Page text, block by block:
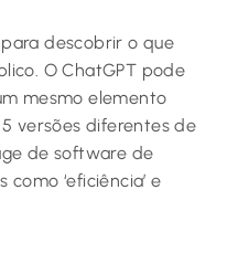
descobrir o que
O ChatGPT pode
mesmo elemento
5 versões diferentes de
de software de
‘eficiência’ e